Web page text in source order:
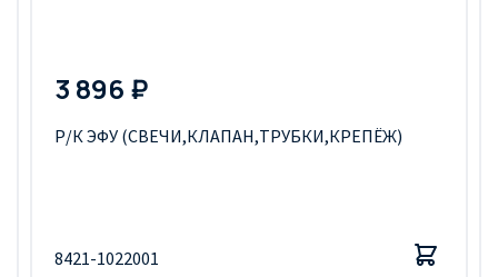
3 896 ₽
Р/К ЭФУ (СВЕЧИ,КЛАПАН,ТРУБКИ,КРЕПЁЖ)
8421-1022001